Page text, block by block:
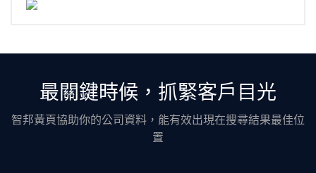
最關鍵時候，抓緊客戶目光
智邦黃頁協助你的公司資料，能有效出現在搜尋結果最佳位
置